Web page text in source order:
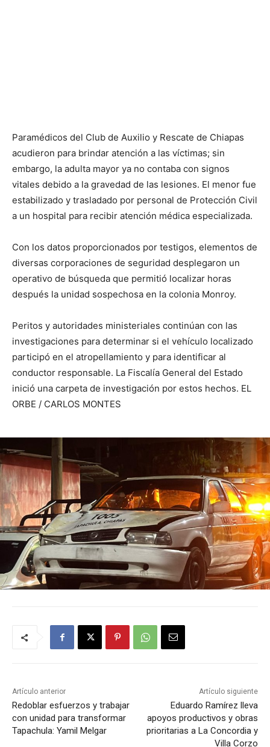
Paramédicos del Club de Auxilio y Rescate de Chiapas
acudieron para brindar atención a las víctimas; sin
embargo, la adulta mayor ya no contaba con signos
vitales debido a la gravedad de las lesiones. El menor fue
estabilizado y trasladado por personal de Protección Civil
a un hospital para recibir atención médica especializada.
Con los datos proporcionados por testigos, elementos de
diversas corporaciones de seguridad desplegaron un
operativo de búsqueda que permitió localizar horas
después la unidad sospechosa en la colonia Monroy.
Peritos y autoridades ministeriales continúan con las
investigaciones para determinar si el vehículo localizado
participó en el atropellamiento y para identificar al
conductor responsable. La Fiscalía General del Estado
inició una carpeta de investigación por estos hechos. EL
ORBE / CARLOS MONTES
Artículo anterior
Redoblar esfuerzos y trabajar
con unidad para transformar
Tapachula: Yamil Melgar
Artículo siguiente
Eduardo Ramírez lleva
apoyos productivos y obras
prioritarias a La Concordia y
Villa Corzo